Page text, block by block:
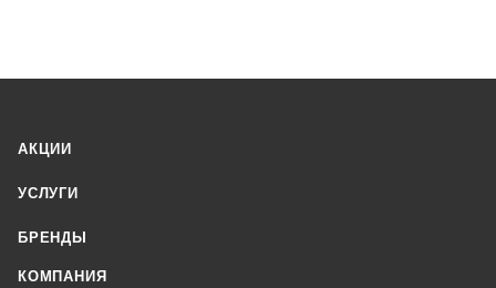
АКЦИИ
УСЛУГИ
БРЕНДЫ
КОМПАНИЯ